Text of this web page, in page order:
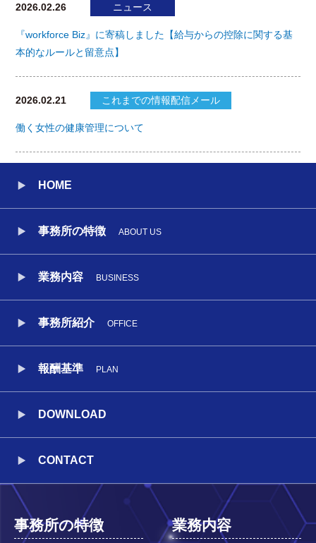
2026.02.26 ニュース
『workforce Biz』に寄稿しました【給与からの控除に関する基
本的なルールと留意点】
2026.02.21 これまでの情報配信メール
働く女性の健康管理について
HOME
事務所の特徴 ABOUT US
業務内容 BUSINESS
事務所紹介 OFFICE
報酬基準 PLAN
DOWNLOAD
CONTACT
事務所の特徴 業務内容